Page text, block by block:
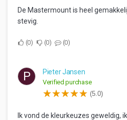
De Mastermount is heel
stevig.
0 0 0
P Pieter Jansen
Verified purchase
(5.0)
Ik vond de kleurkeuzes geweldig,